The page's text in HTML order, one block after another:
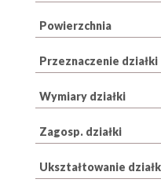
Powierzchnia
Przeznaczenie działki
Wymiary działki
Zagosp. działki
Ukształtowanie